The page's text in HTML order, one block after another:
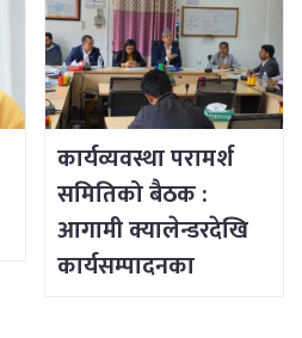
कार्यव्यवस्था परामर्श
समितिको बैठक :
आगामी क्यालेन्डरदेखि
कार्यसम्पादनका